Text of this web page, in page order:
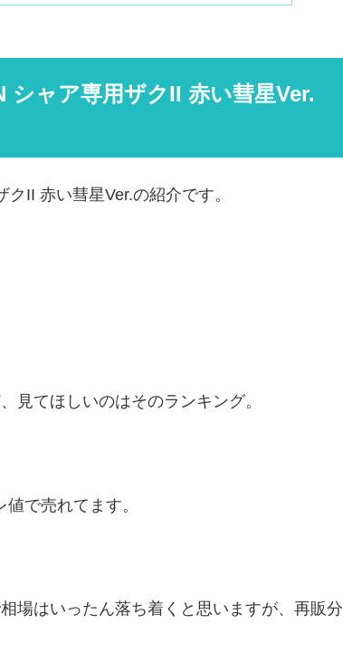
シャア専用ザクII 赤い彗星Ver.
II 赤い彗星Ver.の紹介です。
見てほしいのはそのランキング。
で売れてます。
場はいったん落ち着くと思いますが、再販分